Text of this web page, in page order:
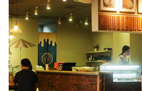
照相簿
影音區
創意出版服務
歷史區
關於Yilan